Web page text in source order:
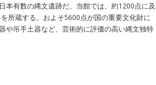
本有数の縄文遺跡だ。当館では、約1200点に及
所蔵する。およそ5600点が国の重要文化財に
や吊手土器など、芸術的に評価の高い縄文独特